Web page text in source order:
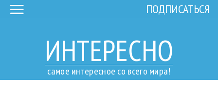
ИНТЕРЕСНО
самое интересное со всего мира!
ПОДПИСАТЬСЯ